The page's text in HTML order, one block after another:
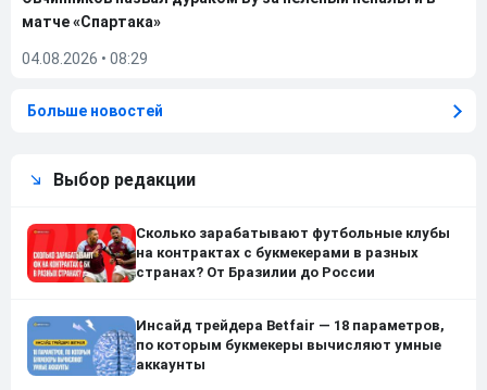
матче «Спартака»
04.08.2026 • 08:29
Больше новостей
Выбор редакции
Сколько зарабатывают футбольные клубы
на контрактах с букмекерами в разных
странах? От Бразилии до России
Инсайд трейдера Betfair — 18 параметров,
по которым букмекеры вычисляют умные
аккаунты